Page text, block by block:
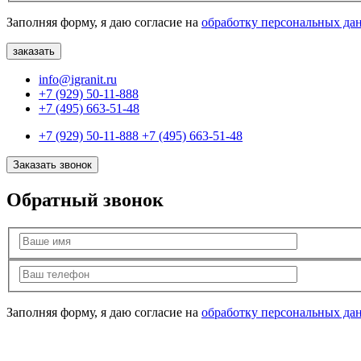
Заполняя форму, я даю согласие на обработку персональных
info@igranit.ru
+7 (929) 50-11-888
+7 (495) 663-51-48
+7 (929) 50-11-888 +7 (495) 663-51-48
Заказать звонок
Обратный звонок
Заполняя форму, я даю согласие на обработку персональных